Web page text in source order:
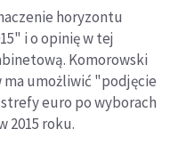
horyzontu
i o opinię w tej
Komorowski
ma umożliwić "podjęcie
euro po wyborach
2015 roku.